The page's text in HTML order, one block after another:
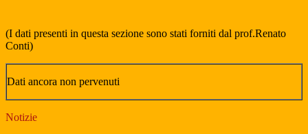
(I dati presenti in questa sezione sono stati forniti dal prof.Renato
Conti)
Dati ancora non pervenuti
Notizie